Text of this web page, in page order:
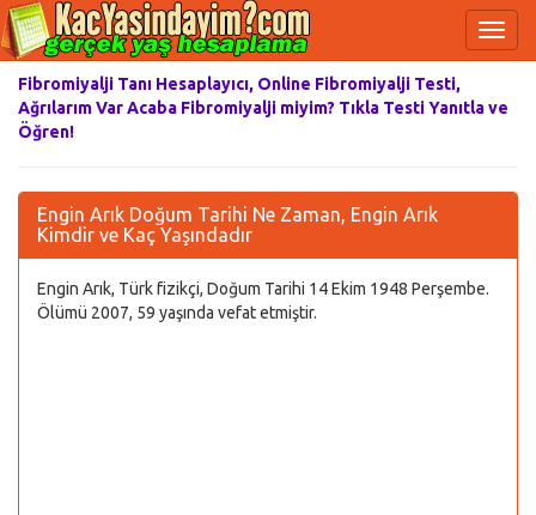
Fibromiyalji Tanı Hesaplayıcı, Online Fibromiyalji Testi,
Ağrılarım Var Acaba Fibromiyalji miyim? Tıkla Testi Yanıtla ve
Öğren!
Engin Arık Doğum Tarihi Ne Zaman, Engin Arık
Kimdir ve Kaç Yaşındadır
Engin Arık, Türk fizikçi, Doğum Tarihi 14 Ekim 1948 Perşembe.
Ölümü 2007, 59 yaşında vefat etmiştir.